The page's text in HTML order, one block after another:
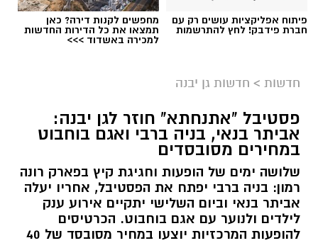
פיתוח אפליקציות עושים רק עם
חברת פידבק! לחץ להתרשמות
מחפשים לקנות דירה? כאן
תמצאו את כל הדירות החדשות
למכירה באשדוד >>>
חדשות > חדשות גן יבנה
פסטיבל "אתנחתא" חוזר לגן יבנה:
אביתר בנאי, בניה ברבי ואגם בוחבוט
במחירים מסובסדים
שלושה ימים של הופעות וחגיגת קיץ בפארק רונה
רמון: בניה ברבי יפתח את הפסטיבל, אחריו יעלה
אביתר בנאי וביום השלישי יתקיים אירוע ענק
לילדים ולנוער עם אגם בוחבוט. הכרטיסים
להופעות המרכזיות יוצעו במחיר מסובסד של 40